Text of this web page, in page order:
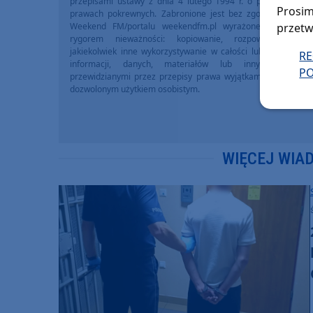
prawach pokrewnych. Zabronione jest bez zgody Redakcji
Weekend FM/portalu weekendfm.pl wyrażonej na
rygorem nieważności: kopiowanie, rozpowszechnianie
jakiekolwiek inne wykorzystywanie w całości lub we
informacji, danych, materiałów lub innych treści
przewidzianymi przez przepisy prawa wyjątkami, w
dozwolonym użytkiem osobistym.
WIĘCEJ